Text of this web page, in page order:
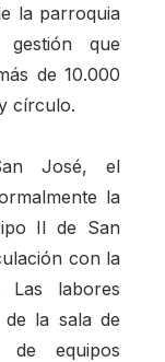
la parroquia
gestión que
de 10.000
círculo.
José, el
la
II de San
con la
Las labores
la sala de
de equipos